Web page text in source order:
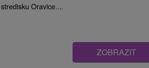
stredisku Oravice....
ZOBRAZIT